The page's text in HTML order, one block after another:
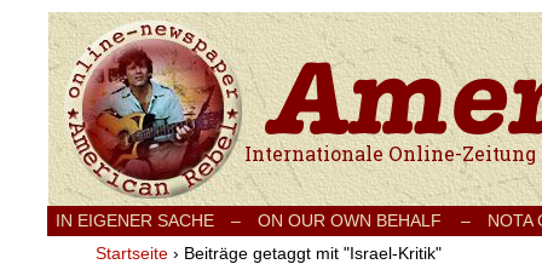
Internationale Onlinezeitung für Frieden,
IN EIGENER SACHE – ON OUR OWN BEHALF –
NOTA
Startseite › Beiträge getaggt mit "Israel-Kritik"